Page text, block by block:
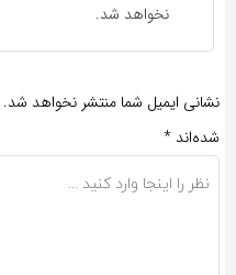
نخواهد شد.
نشانی ایمیل شما منتشر نخواهد شد.
شده‌اند *